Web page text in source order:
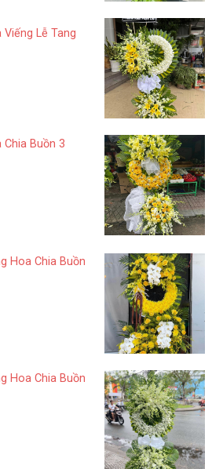
Viếng Lễ Tang
Chia Buồn 3
Hoa Chia Buồn
Hoa Chia Buồn